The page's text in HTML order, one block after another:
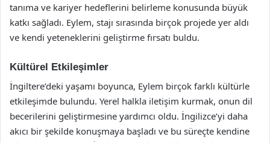
tanıma ve kariyer hedeflerini belirleme konusunda büyük
katkı sağladı. Eylem, stajı sırasında birçok projede yer aldı
ve kendi yeteneklerini geliştirme fırsatı buldu.
Kültürel Etkileşimler
İngiltere’deki yaşamı boyunca, Eylem birçok farklı kültürle
etkileşimde bulundu. Yerel halkla iletişim kurmak, onun dil
becerilerini geliştirmesine yardımcı oldu. İngilizce’yi daha
akıcı bir şekilde konuşmaya başladı ve bu süreçte kendine